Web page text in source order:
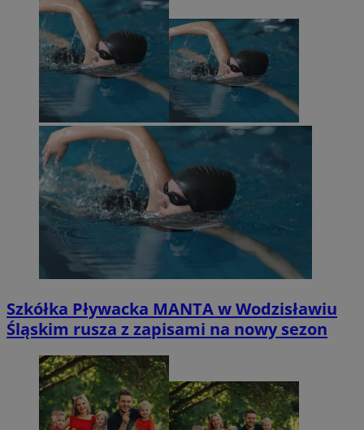
Szkółka Pływacka MANTA w Wodzisławiu
Śląskim rusza z zapisami na nowy sezon